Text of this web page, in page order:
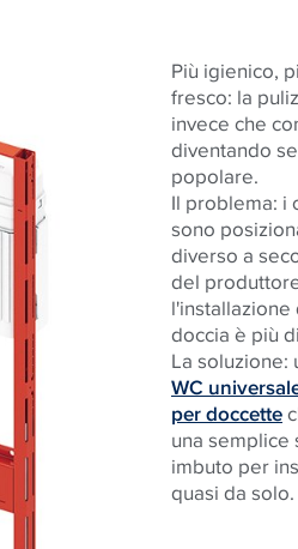
Più igienico,
fresco: la
invece che
diventando
popolare.
Il problema: i
sono
diverso a
del
l'installazione
doccia è più
La soluzione:
WC
per doccette
una semplice
imbuto per
quasi da solo.